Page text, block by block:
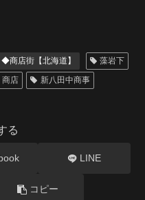
◆商店街【北海道】
藻岩下
商店
新八田中商事
る
LINE
コピー